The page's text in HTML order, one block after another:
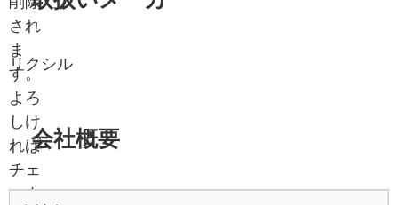
され
ま
す。
よろ
しけ
れば
チェ
ック
リクシル
会社概要